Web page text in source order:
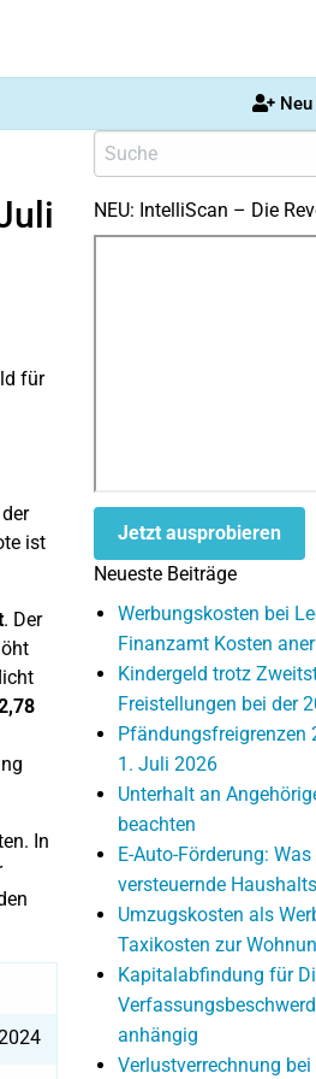
für
ist
. Der
In
NEU: IntelliScan – Die
Jetzt ausprobieren
Neueste Beiträge
Werbungskosten bei
Finanzamt Kosten
Kindergeld trotz
Freistellungen bei der
Pfändungsfreigrenzen
1. Juli 2026
Unterhalt an
beachten
E-Auto-Förderung:
versteuernde
Umzugskosten als
Taxikosten zur
Kapitalabfindung für
anhängig
Verlustverrechnung